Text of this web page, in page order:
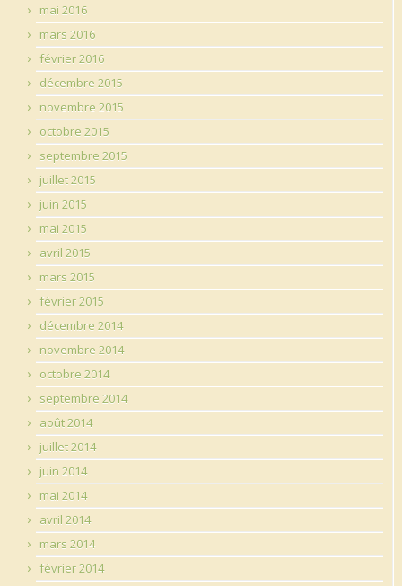
mai 2016
mars 2016
février 2016
décembre 2015
novembre 2015
octobre 2015
septembre 2015
juillet 2015
juin 2015
mai 2015
avril 2015
mars 2015
février 2015
décembre 2014
novembre 2014
octobre 2014
septembre 2014
août 2014
juillet 2014
juin 2014
mai 2014
avril 2014
mars 2014
février 2014